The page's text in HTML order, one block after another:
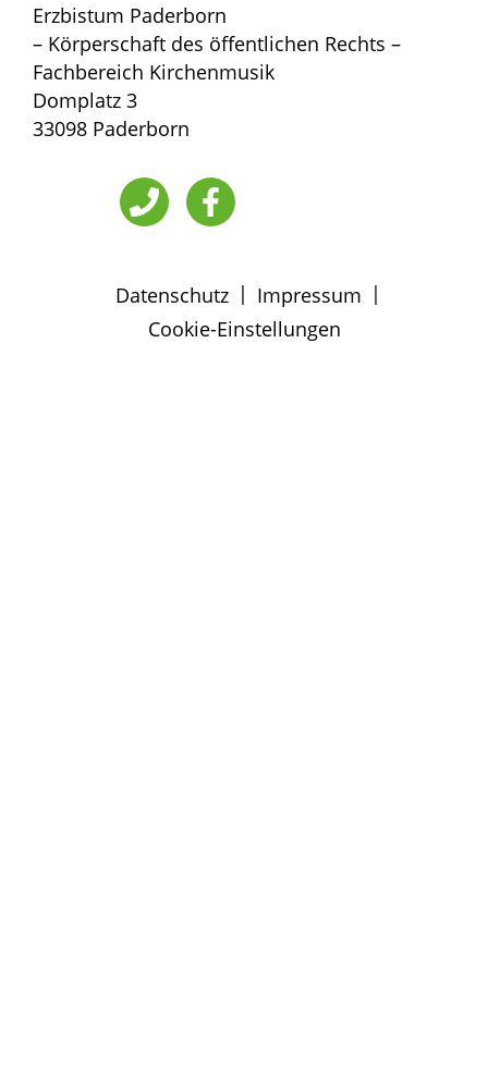
Erzbistum Paderborn
– Körperschaft des öffentlichen Rechts –
Fachbereich Kirchenmusik
Domplatz 3
33098 Paderborn
Datenschutz | Impressum |
Cookie-Einstellungen